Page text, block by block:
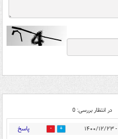
در انتظار بررسی: 0
2 پاسخ